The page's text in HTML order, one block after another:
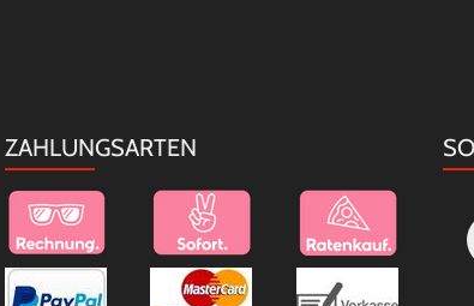
ZAHLUNGSARTEN